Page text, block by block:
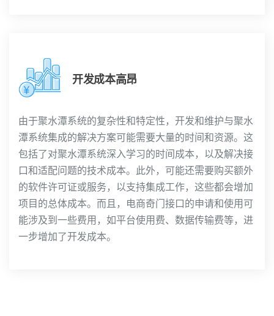
开发成本高昂
由于聚水潭系统的复杂性和特定性，开发和维护与聚水
潭系统集成的解决方案可能需要大量的时间和资源。这
包括了对聚水潭系统深入学习的时间成本，以及解决接
口和适配问题的技术成本。此外，可能还需要购买额外
的软件许可证或服务，以支持集成工作，这些都会增加
项目的总体成本。而且，电商奇门接口的申请和使用可
能涉及到一些费用，如平台使用费、数据传输费等，进
一步增加了开发成本。